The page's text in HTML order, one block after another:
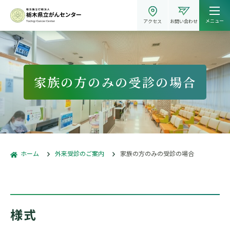
アクセス お問い合わせ メニュー
家族の方のみの受診の場合
ホーム 外来受診のご案内 家族の方のみの受診の場合
様式